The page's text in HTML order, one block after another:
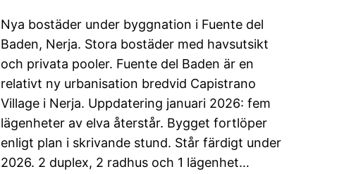
Nya bostäder under byggnation i Fuente del
Baden, Nerja. Stora bostäder med havsutsikt
och privata pooler. Fuente del Baden är en
relativt ny urbanisation bredvid Capistrano
Village i Nerja. Uppdatering januari 2026: fem
lägenheter av elva återstår. Bygget fortlöper
enligt plan i skrivande stund. Står färdigt under
2026. 2 duplex, 2 radhus och 1 lägenhet…